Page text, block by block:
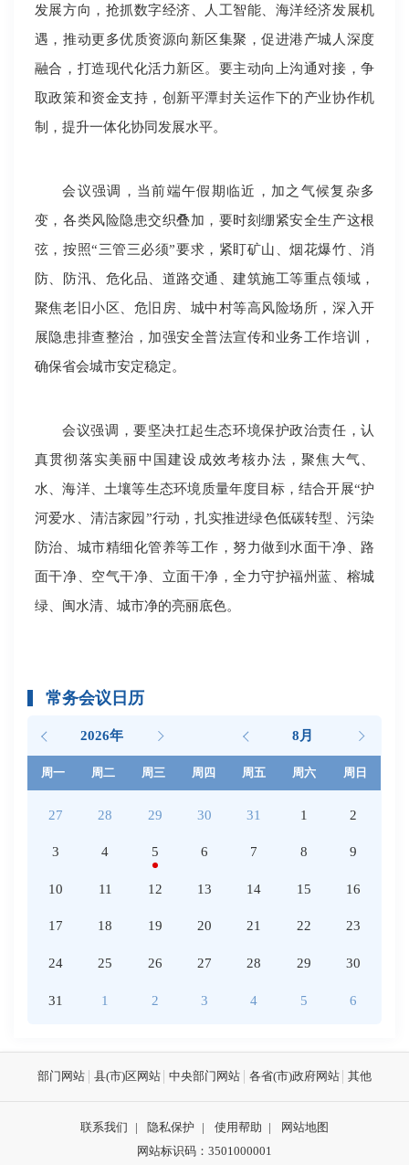
发展方向，抢抓数字经济、人工智能、海洋经济发展机
遇，推动更多优质资源向新区集聚，促进港产城人深度
融合，打造现代化活力新区。要主动向上沟通对接，争
取政策和资金支持，创新平潭封关运作下的产业协作机
制，提升一体化协同发展水平。
会议强调，当前端午假期临近，加之气候复杂多
变，各类风险隐患交织叠加，要时刻绷紧安全生产这根
弦，按照“三管三必须”要求，紧盯矿山、烟花爆竹、消
防、防汛、危化品、道路交通、建筑施工等重点领域，
聚焦老旧小区、危旧房、城中村等高风险场所，深入开
展隐患排查整治，加强安全普法宣传和业务工作培训，
确保省会城市安定稳定。
会议强调，要坚决扛起生态环境保护政治责任，认
真贯彻落实美丽中国建设成效考核办法，聚焦大气、
水、海洋、土壤等生态环境质量年度目标，结合开展“护
河爱水、清洁家园”行动，扎实推进绿色低碳转型、污染
防治、城市精细化管养等工作，努力做到水面干净、路
面干净、空气干净、立面干净，全力守护福州蓝、榕城
绿、闽水清、城市净的亮丽底色。
常务会议日历
2026年 8月
周一 周二 周三 周四 周五 周六 周日
27 28 29 30 31 1 2
3 4 5 6 7 8 9
10 11 12 13 14 15 16
17 18 19 20 21 22 23
24 25 26 27 28 29 30
31 1 2 3 4 5 6
部门网站 县(市)区网站 中央部门网站 各省(市)政府网站 其他
联系我们 | 隐私保护 | 使用帮助 |
网站地图
网站标识码：3501000001